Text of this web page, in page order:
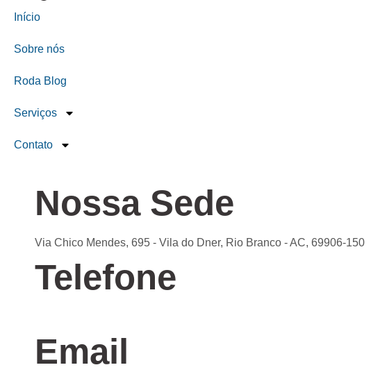
Início
Sobre nós
Roda Blog
Serviços
Contato
Nossa Sede
Via Chico Mendes, 695 - Vila do Dner, Rio Branco - AC, 69906-150
Telefone
Email